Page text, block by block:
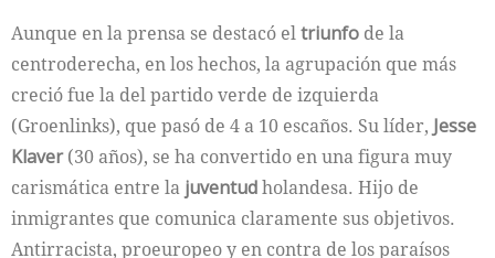
Aunque en la prensa se destacó eltriunfo de la
centroderecha, en los hechos, la agrupación que más
creció fue la del partido verde de izquierda
(Groenlinks), que pasó de 4 a 10 escaños. Su líder, Jesse
Klaver(30 años), se ha convertido en una figura muy
carismática entre la juventudholandesa. Hijo de
inmigrantes que comunica claramente sus objetivos.
Antirracista, proeuropeo y en contra de los paraísos